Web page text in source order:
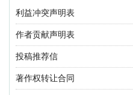
利益冲突声明表
作者贡献声明表
投稿推荐信
著作权转让合同